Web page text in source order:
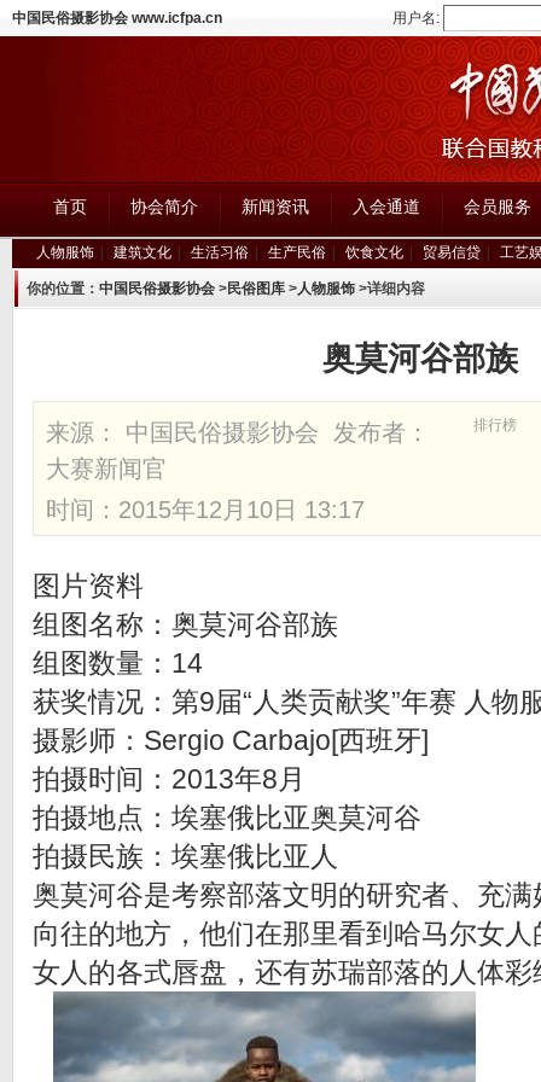
中国民俗摄影协会 www.icfpa.cn 用户名:
首页 协会简介 新闻资讯 入会通道 会员服务
人物服饰 建筑文化 生活习俗 生产民俗 饮食文化 贸易信贷 工艺
你的位置： 中国民俗摄影协会 >民俗图库 >人物服饰 >详细内容
奥莫河谷部族
排行榜
来源： 中国民俗摄影协会 发布者：
大赛新闻官
时间：2015年12月10日 13:17
图片资料
组图名称：奥莫河谷部族
组图数量：14
获奖情况：第9届“人类贡献奖”年赛 人物
摄影师：Sergio Carbajo[西班牙]
拍摄时间：2013年8月
拍摄地点：埃塞俄比亚奥莫河谷
拍摄民族：埃塞俄比亚人
奥莫河谷是考察部落文明的研究者、充
向往的地方，他们在那里看到哈马尔女
女人的各式唇盘，还有苏瑞部落的人体